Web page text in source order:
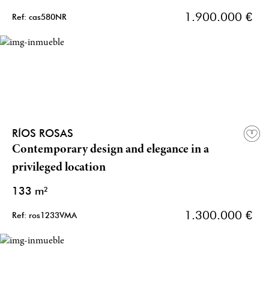
Ref: cas580NR 1.900.000 €
RÍOS ROSAS
Contemporary design and elegance in a
privileged location
133 m²
Ref: ros1233VMA 1.300.000 €